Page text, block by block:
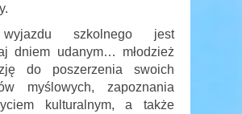
szkolnego jest
dniem udanym… młodzież
do poszerzenia swoich
myślowych, zapoznania
kulturalnym, a także